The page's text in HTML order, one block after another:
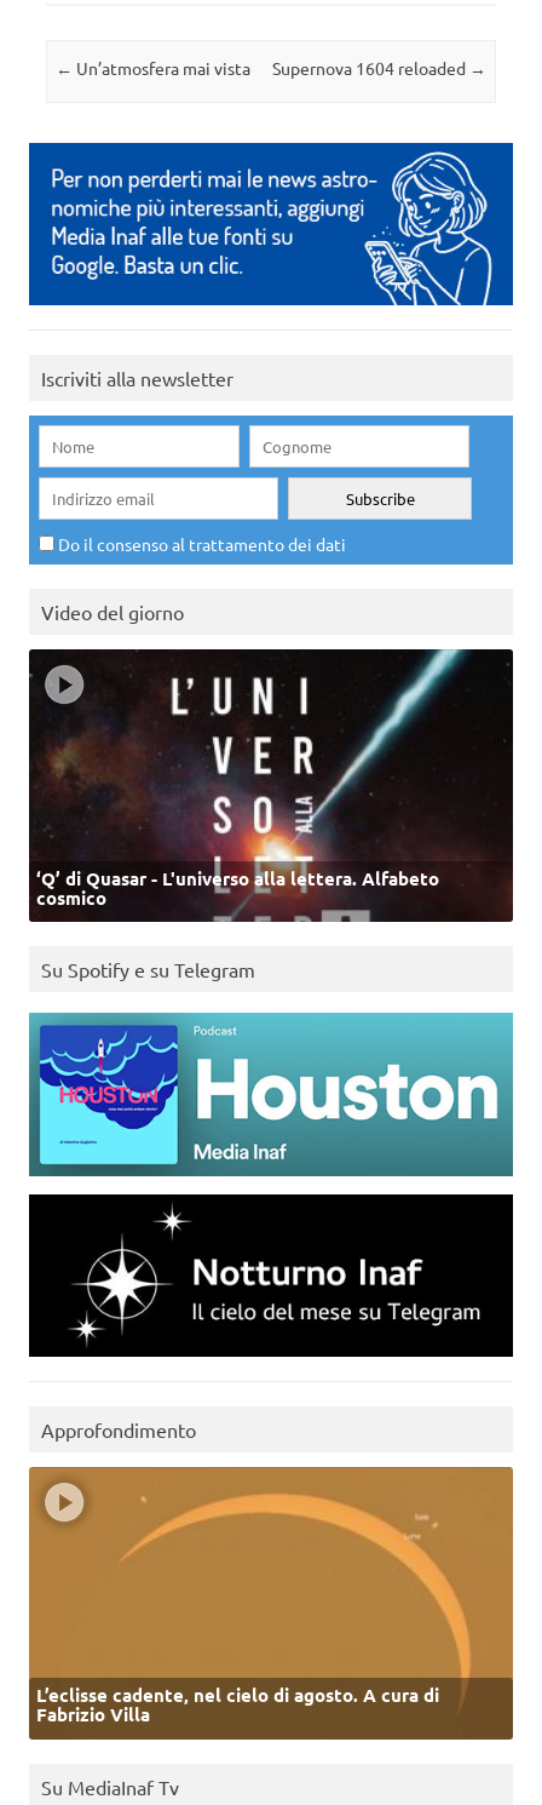
Navigazione articolo
← Un’atmosfera mai vista Supernova 1604 reloaded →
Iscriviti alla newsletter
Do il consenso al trattamento dei dati
Video del giorno
‘Q’ di Quasar - L'universo alla lettera. Alfabeto
cosmico
Su Spotify e su Telegram
Approfondimento
L’eclisse cadente, nel cielo di agosto. A cura di
Fabrizio Villa
Su MediaInaf Tv